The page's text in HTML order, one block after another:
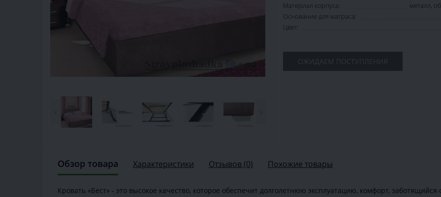
Материал корпуса:
металл,
Основание для матраса:
Цвет:
ОЖИДАЕМ ПОСТУПЛЕНИЯ
Обзор товара Характеристики Отзывов (0) Похожие товары
Кровать «Бест» - это высокое качество, которое обеспечит долголетнюю эксплуатацию, комфорт,